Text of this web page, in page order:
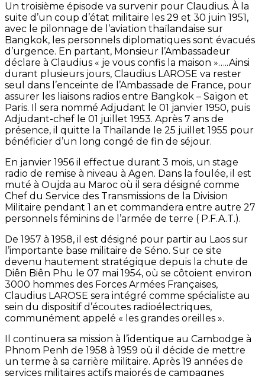
Un troisième épisode va survenir pour Claudius. À la
suite d’un coup d’état militaire les 29 et 30 juin 1951,
avec le pilonnage de l’aviation thaïlandaise sur
Bangkok, les personnels diplomatiques sont évacués
d’urgence. En partant, Monsieur l’Ambassadeur
déclare à Claudius « je vous confis la maison »…..Ainsi
durant plusieurs jours, Claudius LAROSE va rester
seul dans l’enceinte de l’Ambassade de France, pour
assurer les liaisons radios entre Bangkok – Saïgon et
Paris. Il sera nommé Adjudant le 01 janvier 1950, puis
Adjudant-chef le 01 juillet 1953. Après 7 ans de
présence, il quitte la Thaïlande le 25 juillet 1955 pour
bénéficier d’un long congé de fin de séjour.
En janvier 1956 il effectue durant 3 mois, un stage
radio de remise à niveau à Agen. Dans la foulée, il est
muté à Oujda au Maroc où il sera désigné comme
Chef du Service des Transmissions de la Division
Militaire pendant 1 an et commandera entre autre 27
personnels féminins de l’armée de terre ( P.F.A.T.).
De 1957 à 1958, il est désigné pour partir au Laos sur
l’importante base militaire de Séno. Sur ce site
devenu hautement stratégique depuis la chute de
Diên Biên Phu le 07 mai 1954, où se côtoient environ
3000 hommes des Forces Armées Françaises,
Claudius LAROSE sera intégré comme spécialiste au
sein du dispositif d’écoutes radioélectriques,
communément appelé « les grandes oreilles ».
Il continuera sa mission à l’identique au Cambodge à
Phnom Penh de 1958 à 1959 où il décide de mettre
un terme à sa carrière militaire. Après 19 années de
services militaires actifs majorés de campagnes